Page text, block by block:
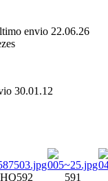
envio 22.06.26
30.01.12
HQ592
591